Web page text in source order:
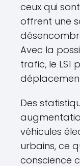
ceux qui
offrent une
Avec la
trafic, le LS1
Des
véhicules
urbains, ce
conscience